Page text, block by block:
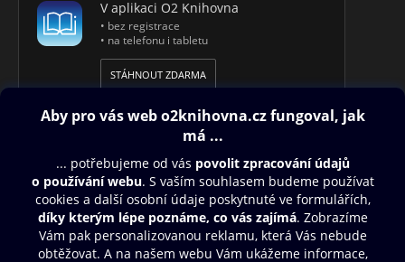
V aplikaci O2 Knihovna
• bez registrace
• na telefonu i tabletu
STÁHNOUT ZDARMA
Obsah ke stažení
Moje O2 Knihovna